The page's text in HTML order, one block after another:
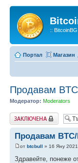
::
Портал Магазин
Продавам
Модератор: Moderators
Заключена
Продавам BTC/
от btcbull » 16 Яну
Здравейте, понеже